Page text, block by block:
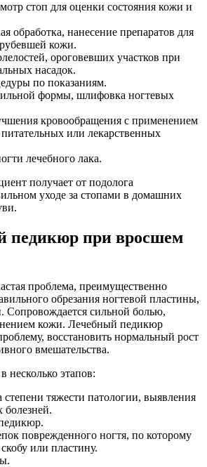
стоп для оценки состояния кожи и
обработка, нанесение препаратов для
кожи.
ороговевших участков при
насадок.
по показаниям.
формы, шлифовка ногтевых
кровообращения с применением
или лекарственных
лечебного лака.
получает от подолога
уходе за стопами в домашних
педикюр при вросшем
проблема, преимущественно
обрезания ногтевой пластины,
Сопровождается сильной болью,
кожи. Лечебный педикюр
восстановить нормальный рост
вмешательства.
несколько этапов:
тяжести патологии, выявления
болезней.
поврежденного ногтя, по которому
или пластину.